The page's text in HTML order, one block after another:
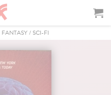
FANTASY / SCI-FI